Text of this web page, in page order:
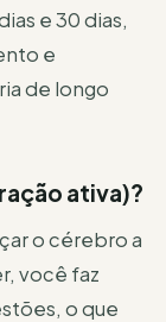
e 30 dias,
e
de longo
ativa)?
o cérebro a
você faz
o que